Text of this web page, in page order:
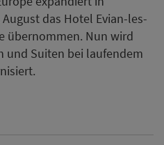
das Hotel Evian-les-
übernommen. Nun wird
und Suiten bei laufendem